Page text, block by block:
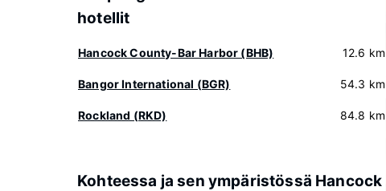
hotellit
Hancock County-Bar Harbor (BHB) 12.6 km
Bangor International (BGR) 54.3 km
Rockland (RKD) 84.8 km
Kohteessa ja sen ympäristössä Hancock